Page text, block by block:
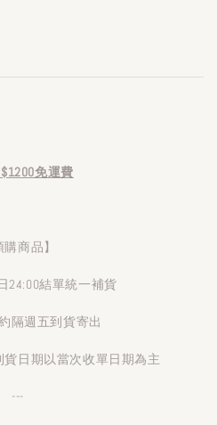
免運費
購商品】
24:00結單統一補貨
隔週五到貨寄出
日期以當次收單日期為主
---